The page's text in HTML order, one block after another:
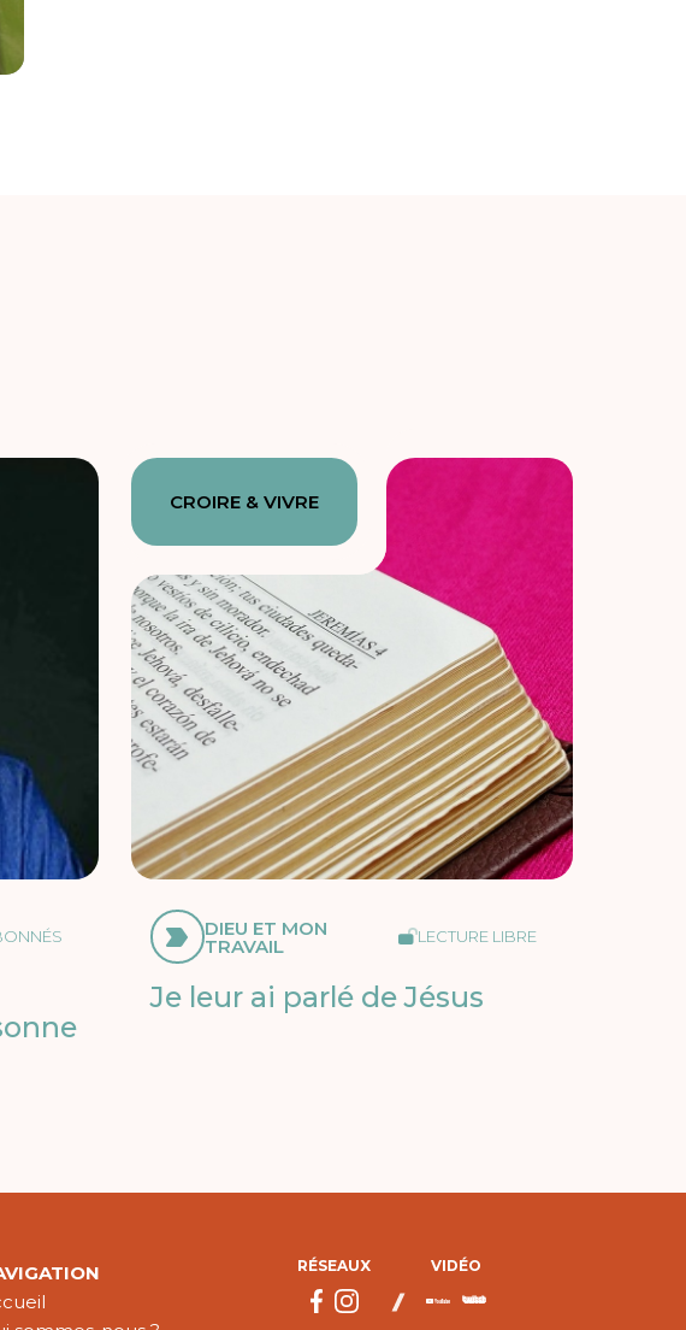
CROIRE & VIVRE
DIEU ET MON
TRAVAIL LECTURE LIBRE
Je leur ai parlé de Jésus
RÉSEAUX VIDÉO